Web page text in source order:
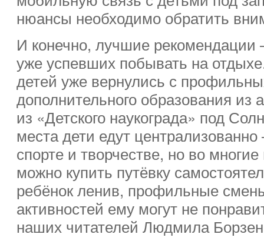
нюансы необходимо обратить
И конечно, лучшие
уже успевших побывать на
детей уже вернулись с
дополнительного образования
из «Детского наукограда» под
места дети едут
спорте и творчестве, но во
можно купить путёвку
ребёнок ленив, профильные
активностей ему могут не
наших читателей Людмила